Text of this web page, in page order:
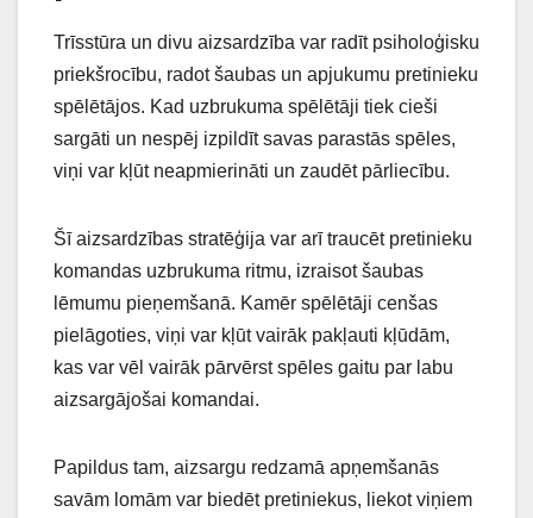
Trīsstūra un divu aizsardzība var radīt psiholoģisku
priekšrocību, radot šaubas un apjukumu pretinieku
spēlētājos. Kad uzbrukuma spēlētāji tiek cieši
sargāti un nespēj izpildīt savas parastās spēles,
viņi var kļūt neapmierināti un zaudēt pārliecību.
Šī aizsardzības stratēģija var arī traucēt pretinieku
komandas uzbrukuma ritmu, izraisot šaubas
lēmumu pieņemšanā. Kamēr spēlētāji cenšas
pielāgoties, viņi var kļūt vairāk pakļauti kļūdām,
kas var vēl vairāk pārvērst spēles gaitu par labu
aizsargājošai komandai.
Papildus tam, aizsargu redzamā apņemšanās
savām lomām var biedēt pretiniekus, liekot viņiem